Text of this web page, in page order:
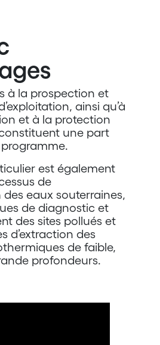
à la prospection et
ainsi qu’à
et à la protection
une part
est également
de
eaux souterraines,
de diagnostic et
des sites pollués et
d’extraction des
de faible,
profondeurs.